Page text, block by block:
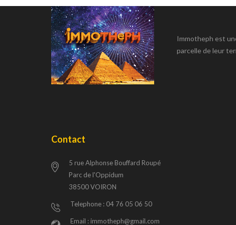
Immotheph est
parcelle de leur
Contact
5 rue Alphonse Bouffard Roupé
Parc de l'Oppidum
38500 VOIRON
Telephone : 04 76 05 06 50
Email : immotheph@gmail.com